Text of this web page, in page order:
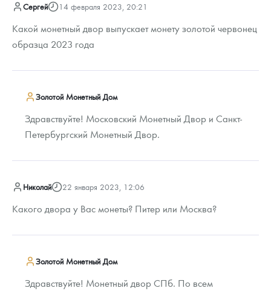
Сергей 14 февраля 2023, 20:21
Какой монетный двор выпускает монету золотой червонец
образца 2023 года
Золотой Монетный Дом
Здравствуйте! Московский Монетный Двор и Санкт-
Петербургский Монетный Двор.
Николай 22 января 2023, 12:06
Какого двора у Вас монеты? Питер или Москва?
Золотой Монетный Дом
Здравствуйте! Монетный двор СПб. По всем